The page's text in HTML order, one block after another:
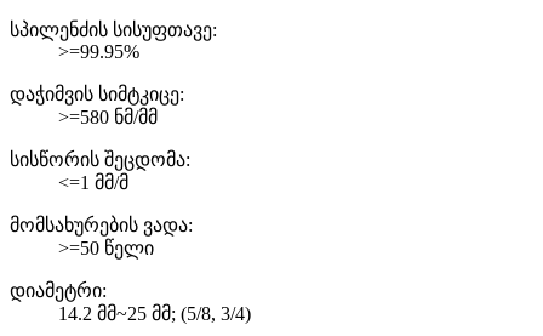
სპილენძის სისუფთავე:
>=99.95%
დაჭიმვის სიმტკიცე:
>=580 ნმ/მმ
სისწორის შეცდომა:
<=1 მმ/მ
მომსახურების ვადა:
>=50 წელი
დიამეტრი:
14.2 მმ~25 მმ; (5/8, 3/4)